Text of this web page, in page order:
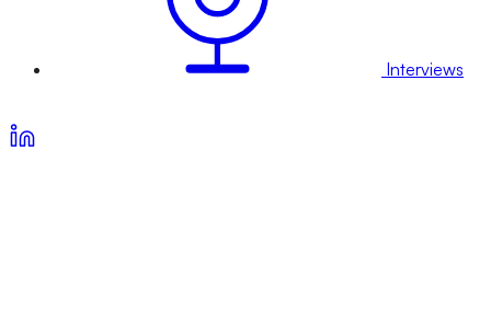
Interviews